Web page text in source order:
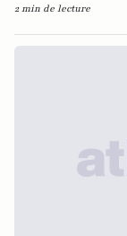
2 min de lecture